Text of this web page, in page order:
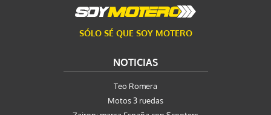
SÓLO SÉ QUE SOY MOTERO
NOTICIAS
Teo Romera
Motos 3 ruedas